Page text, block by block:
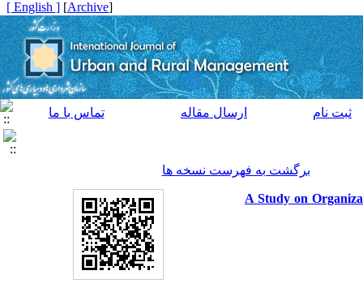
[
Archive
]
[ English ]
ثبت نام ارسال مقاله تماس با ما
برگشت به فهرست نسخه ها
A Study on